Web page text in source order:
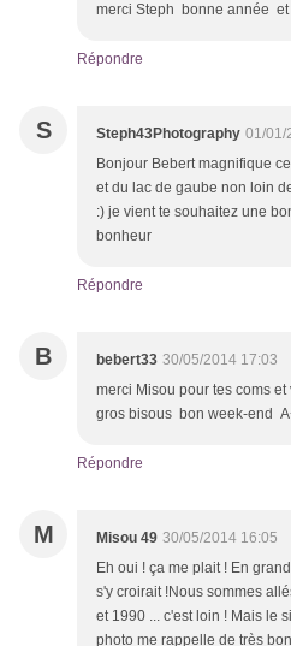
merci Steph bonne année
Répondre
S Steph43Photography 01/01/
Bonjour Bebert magnifique
et du lac de gaube non loin
:) je vient te souhaitez une
bonheur
Répondre
B bebert33 30/05/2014 17:03
merci Misou pour tes coms
gros bisous bon week-end
Répondre
M Misou 49 30/05/2014 16:05
Eh oui ! ça me plait ! En
s'y croirait !Nous sommes
et 1990 ... c'est loin ! Mais le
photo me rappelle de très